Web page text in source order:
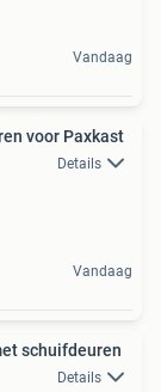
Vandaag
voor Paxkast
Details
Vandaag
schuifdeuren
Details